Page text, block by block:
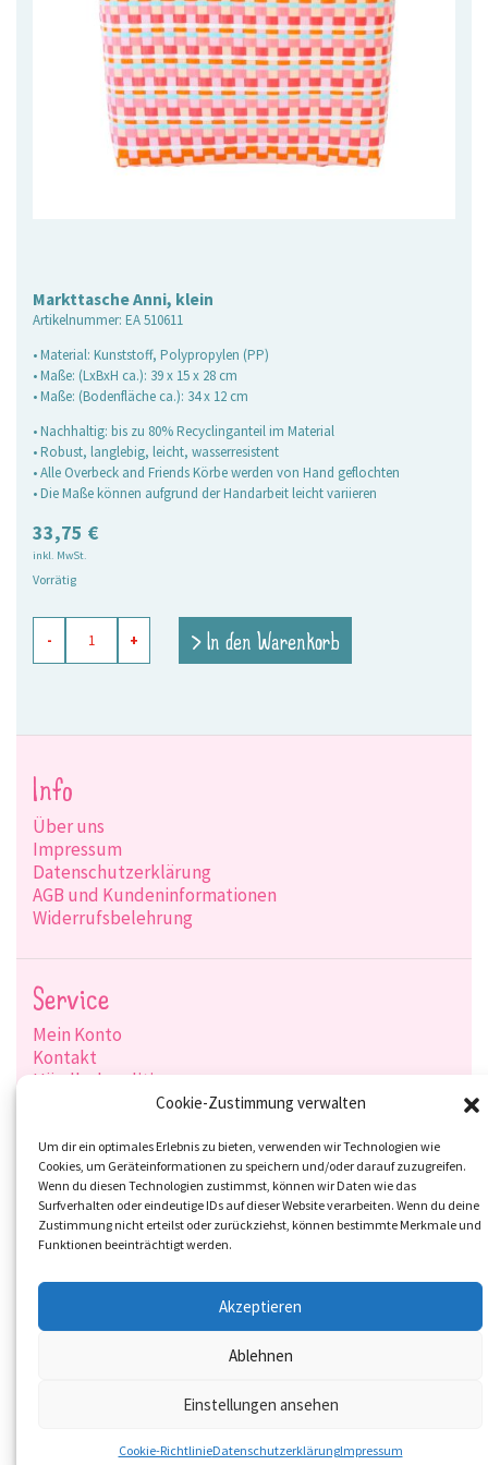
Cookie-Zustimmung verwalten
Um dir ein optimales Erlebnis zu bieten, verwenden wir Technologien wie
Cookies, um Geräteinformationen zu speichern und/oder darauf zuzugreifen.
Wenn du diesen Technologien zustimmst, können wir Daten wie das
Surfverhalten oder eindeutige IDs auf dieser Website verarbeiten. Wenn du deine
Zustimmung nicht erteilst oder zurückziehst, können bestimmte Merkmale und
Funktionen beeinträchtigt werden.
Akzeptieren
Ablehnen
Einstellungen ansehen
Cookie-RichtlinieDatenschutzerklärungImpressum
Markttasche Anni, klein
Artikelnummer: EA 510611
• Material: Kunststoff, Polypropylen (PP)
• Maße: (LxBxH ca.): 39 x 15 x 28 cm
• Maße: (Bodenfläche ca.): 34 x 12 cm
• Nachhaltig: bis zu 80% Recyclinganteil im Material
• Robust, langlebig, leicht, wasserresistent
• Alle Overbeck and Friends Körbe werden von Hand geflochten
• Die Maße können aufgrund der Handarbeit leicht variieren
33,75 €
inkl. MwSt.
Vorrätig
Anni,
klein
- + > In den Warenkorb
Info
Über uns
Impressum
Datenschutzerklärung
AGB und Kundeninformationen
Widerrufsbelehrung
Service
Mein Konto
Kontakt
Händlerkonditionen
Zahlungsarten
Social-Media
© 2026 Overbeck and Friends GmbH